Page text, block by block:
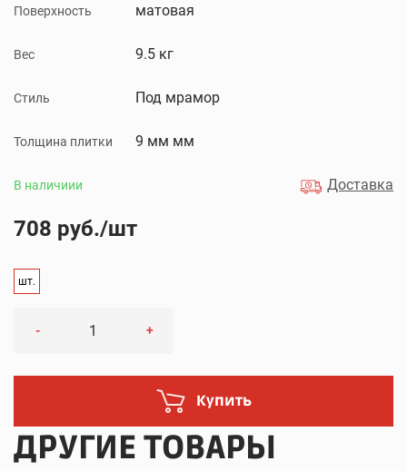
Поверхность матовая
Вес 9.5 кг
Стиль Под мрамор
Толщина плитки 9 мм мм
В наличиии Доставка
708 руб./шт
шт.
- +
Купить
ДРУГИЕ ТОВАРЫ